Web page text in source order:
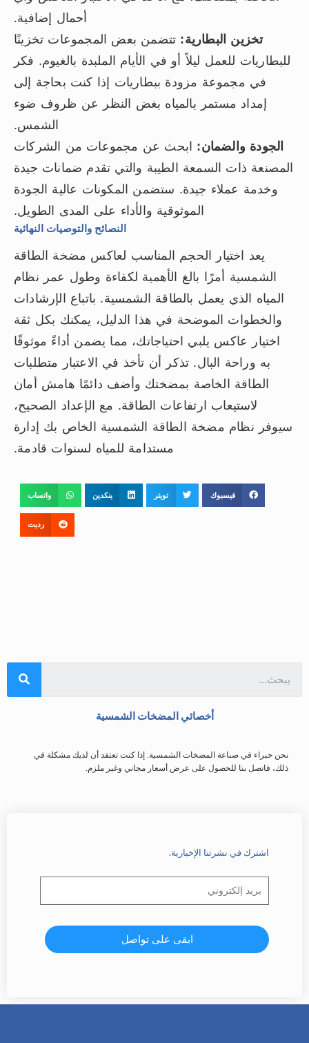
أحمال إضافية.
تخزين البطارية: تتضمن بعض المجموعات تخزينًا
للبطاريات للعمل ليلاً أو في الأيام الملبدة بالغيوم. فكر
في مجموعة مزودة ببطاريات إذا كنت بحاجة إلى
إمداد مستمر بالمياه بغض النظر عن ظروف ضوء
الشمس.
الجودة والضمان: ابحث عن مجموعات من الشركات
المصنعة ذات السمعة الطيبة والتي تقدم ضمانات جيدة
وخدمة عملاء جيدة. ستضمن المكونات عالية الجودة
الموثوقية والأداء على المدى الطويل.
النصائح والتوصيات النهائية
يعد اختيار الحجم المناسب لعاكس مضخة الطاقة
الشمسية أمرًا بالغ الأهمية لكفاءة وطول عمر نظام
المياه الذي يعمل بالطاقة الشمسية. باتباع الإرشادات
والخطوات الموضحة في هذا الدليل، يمكنك بكل ثقة
اختيار عاكس يلبي احتياجاتك، مما يضمن أداءً موثوقًا
به وراحة البال. تذكر أن تأخذ في الاعتبار متطلبات
الطاقة الخاصة بمضختك وأضف دائمًا هامش أمان
لاستيعاب ارتفاعات الطاقة. مع الإعداد الصحيح،
سيوفر نظام مضخة الطاقة الشمسية الخاص بك إدارة
مستدامة للمياه لسنوات قادمة.
فيسبوك تويتر ينكدين واتساب
رديت
أخصائي المضخات الشمسية
نحن خبراء في صناعة المضخات الشمسية. إذا كنت تعتقد أن لديك مشكلة في
ذلك، فاتصل بنا للحصول على عرض أسعار مجاني وغير ملزم.
اشترك في نشرتنا الإخبارية.
ابقى على تواصل